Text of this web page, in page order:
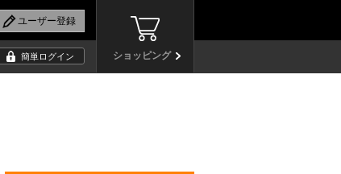
ショッピング
簡単ログイン